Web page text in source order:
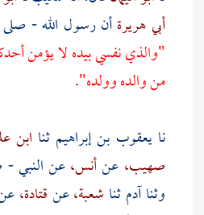
أبي هريرةأن رسول الله -
"والذي نفسي بيده لا يؤمن
من والده وولده".
نايعقوب بن إبراهيم ثنا ابن
صهيب، عنأنس،عن النبي -
وثناآدمثنا شعبة،عنقتادة،